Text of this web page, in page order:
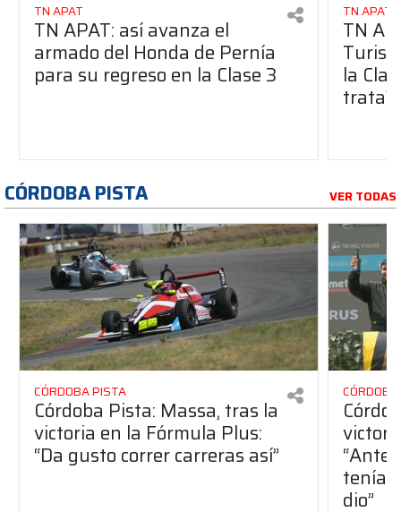
TN APAT
TN APAT: así avanza el
armado del Honda de Pernía
para su regreso en la Clase 3
TN APAT
TN
la
trata?
CÓRDOBA PISTA VER TODAS
CÓRDOBA PISTA
Córdoba Pista: Massa, tras la
victoria en la Fórmula Plus:
“Da gusto correr carreras así”
dio”